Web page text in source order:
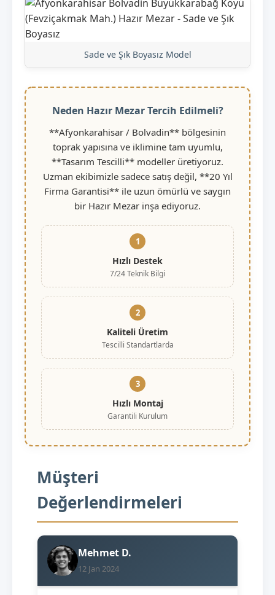
Sade ve Şık Boyasız Model
Neden Hazır Mezar Tercih Edilmeli?
**Afyonkarahisar / Bolvadin** bölgesinin
toprak yapısına ve iklimine tam uyumlu,
**Tasarım Tescilli** modeller üretiyoruz.
Uzman ekibimizle sadece satış değil, **20 Yıl
Firma Garantisi** ile uzun ömürlü ve saygın
bir Hazır Mezar inşa ediyoruz.
1
Hızlı Destek
7/24 Teknik Bilgi
2
Kaliteli Üretim
Tescilli Standartlarda
3
Hızlı Montaj
Garantili Kurulum
Müşteri
Değerlendirmeleri
Mehmet D.
12 Jan 2024